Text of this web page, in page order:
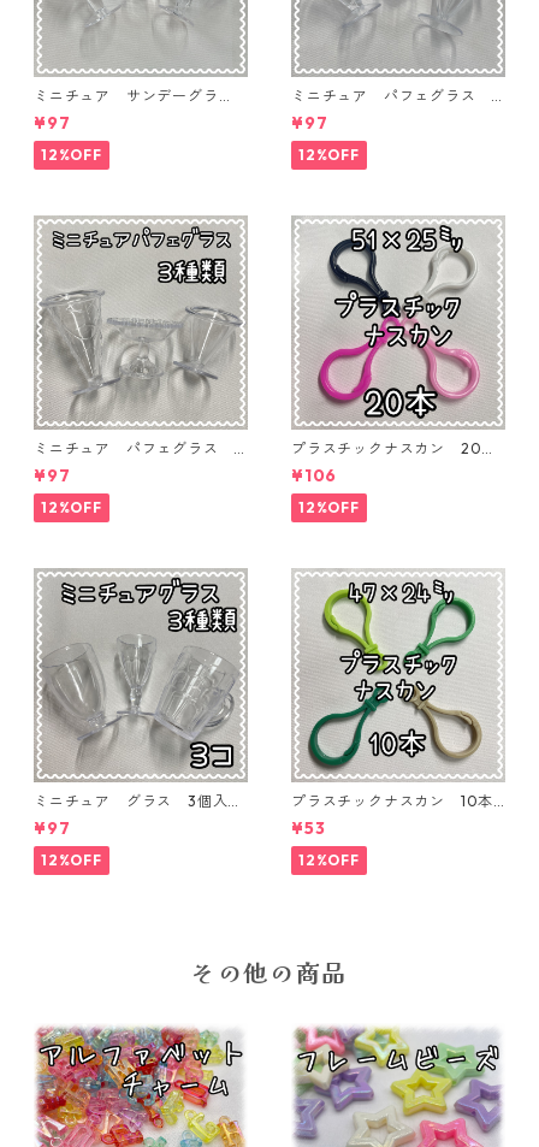
ミニチュア サンデーグラ
ス 3個入り【MNT-GLS-3P-
04】
¥97
12%OFF
ミニチュア パフェグラス 3
個入り【MNT-GLS-3P-03】
¥97
12%OFF
ミニチュア パフェグラス 3
個入り【MNT-GLS-3P-02】
¥97
12%OFF
プラスチックナスカン 20本
入り【PK-20】
¥106
12%OFF
ミニチュア グラス 3個入り
【MNT-GLS-3P-01】
¥97
12%OFF
プラスチックナスカン 10本
入り【PK-10】
¥53
12%OFF
その他の商品